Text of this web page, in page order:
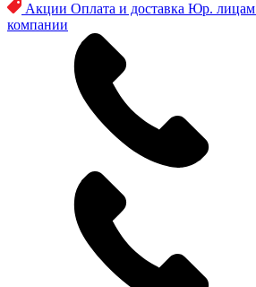
Акции Оплата и доставка Юр. лицам
компании